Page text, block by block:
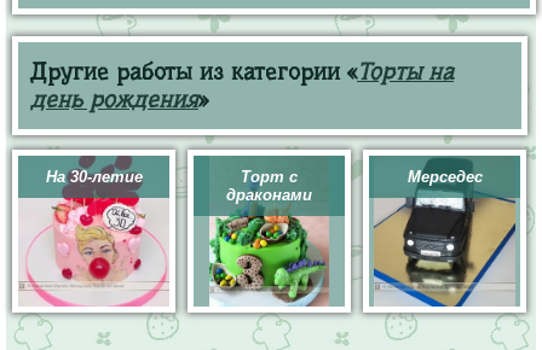
Другие работы из категории «Торты на
день рождения»
На 30-летие
Торт с
драконами
Мерседес